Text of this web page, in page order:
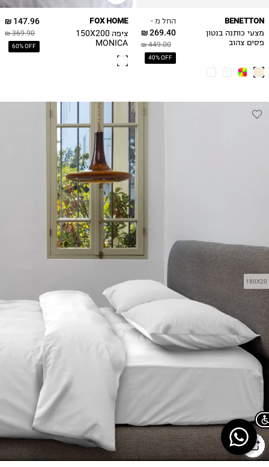
החל מ -
269.40 ₪
449.00 ₪
40% OFF
BENETTON
מצעי כותנה בנטון
פסים צהוב
147.96 ₪
369.90 ₪
60% OFF
FOX HOME
ציפה 150X200
MONICA
180X20
Chat on WhatsApp